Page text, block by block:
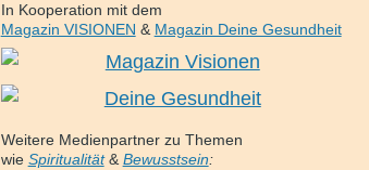
In Kooperation mit dem
Magazin VISIONEN & Magazin Deine Gesundheit
Weitere Medienpartner zu Themen
wie Spiritualität& Bewusstsein: